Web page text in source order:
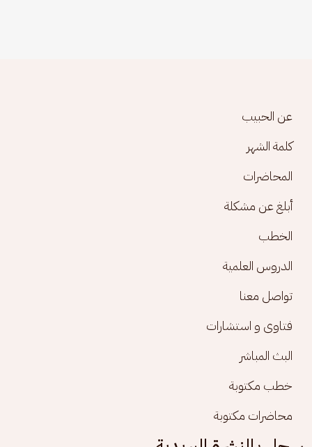
Footer menu
عن الحبيب
كلمة الشهر
المحاضرات
أبلغ عن مشكلة
الخطب
الدروس العلمية
تواصل معنا
فتاوى و استشارات
البث المباشر
خطب مكتوبة
محاضرات مكتوبة